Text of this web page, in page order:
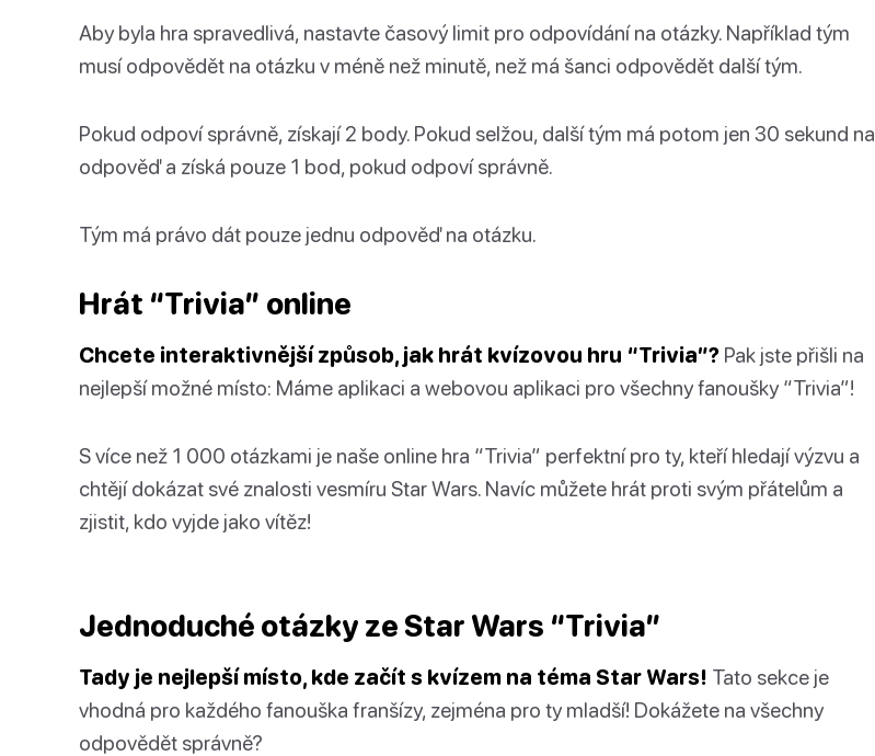
Aby byla hra spravedlivá, nastavte časový limit pro odpovídání na otázky. Například tým
musí odpovědět na otázku v méně než minutě, než má šanci odpovědět další tým.
Pokud odpoví správně, získají 2 body. Pokud selžou, další tým má potom jen 30 sekund na
odpověď a získá pouze 1 bod, pokud odpoví správně.
Tým má právo dát pouze jednu odpověď na otázku.
Hrát “Trivia” online
Chcete interaktivnější způsob, jak hrát kvízovou hru “Trivia”? Pak jste přišli na
nejlepší možné místo: Máme aplikaci a webovou aplikaci pro všechny fanoušky “Trivia”!
S více než 1 000 otázkami je naše online hra “Trivia” perfektní pro ty, kteří hledají výzvu a
chtějí dokázat své znalosti vesmíru Star Wars. Navíc můžete hrát proti svým přátelům a
zjistit, kdo vyjde jako vítěz!
Jednoduché otázky ze Star Wars “Trivia”
Tady je nejlepší místo, kde začít s kvízem na téma Star Wars! Tato sekce je
vhodná pro každého fanouška franšízy, zejména pro ty mladší! Dokážete na všechny
odpovědět správně?